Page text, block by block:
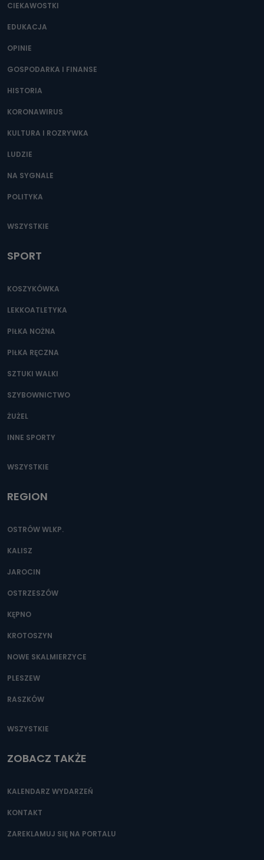
CIEKAWOSTKI
EDUKACJA
OPINIE
GOSPODARKA I FINANSE
HISTORIA
KORONAWIRUS
KULTURA I ROZRYWKA
LUDZIE
NA SYGNALE
POLITYKA
WSZYSTKIE
SPORT
KOSZYKÓWKA
LEKKOATLETYKA
PIŁKA NOŻNA
PIŁKA RĘCZNA
SZTUKI WALKI
SZYBOWNICTWO
ŻUŻEL
INNE SPORTY
WSZYSTKIE
REGION
OSTRÓW WLKP.
KALISZ
JAROCIN
OSTRZESZÓW
KĘPNO
KROTOSZYN
NOWE SKALMIERZYCE
PLESZEW
RASZKÓW
WSZYSTKIE
ZOBACZ TAKŻE
KALENDARZ WYDARZEŃ
KONTAKT
ZAREKLAMUJ SIĘ NA PORTALU